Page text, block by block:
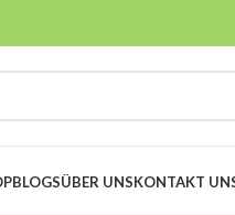
BLOGSÜBER UNSKONTAKT